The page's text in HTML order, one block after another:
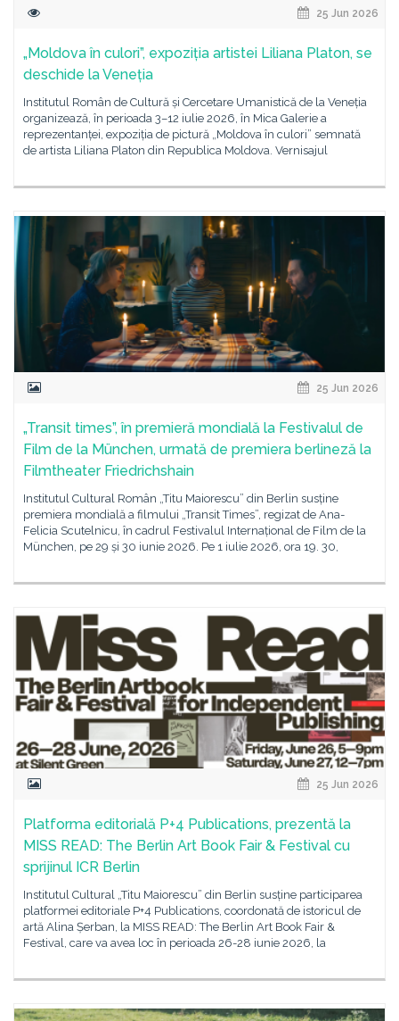
25 Jun 2026
„Moldova în culori”, expoziția artistei Liliana Platon, se
deschide la Veneția
Institutul Român de Cultură și Cercetare Umanistică de la Veneția
organizează, în perioada 3–12 iulie 2026, în Mica Galerie a
reprezentanței, expoziția de pictură „Moldova în culori” semnată
de artista Liliana Platon din Republica Moldova. Vernisajul
25 Jun 2026
„Transit times”, în premieră mondială la Festivalul de
Film de la München, urmată de premiera berlineză la
Filmtheater Friedrichshain
Institutul Cultural Român „Titu Maiorescu” din Berlin susține
premiera mondială a filmului „Transit Times”, regizat de Ana-
Felicia Scutelnicu, în cadrul Festivalul Internațional de Film de la
München, pe 29 și 30 iunie 2026. Pe 1 iulie 2026, ora 19. 30,
25 Jun 2026
Platforma editorială P+4 Publications, prezentă la
MISS READ: The Berlin Art Book Fair & Festival cu
sprijinul ICR Berlin
Institutul Cultural „Titu Maiorescu” din Berlin susține participarea
platformei editoriale P+4 Publications, coordonată de istoricul de
artă Alina Șerban, la MISS READ: The Berlin Art Book Fair &
Festival, care va avea loc în perioada 26-28 iunie 2026, la